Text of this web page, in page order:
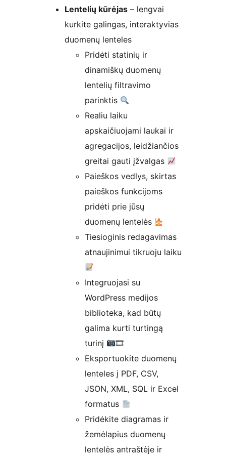
Lentelių kūrėjas – lengvai
kurkite galingas, interaktyvias
duomenų lenteles
Pridėti statinių ir
dinamiškų duomenų
lentelių filtravimo
parinktis
Realiu laiku
apskaičiuojami laukai ir
agregacijos, leidžiančios
greitai gauti įžvalgas
Paieškos vedlys, skirtas
paieškos funkcijoms
pridėti prie jūsų
duomenų lentelės
Tiesioginis redagavimas
atnaujinimui tikruoju laiku
Integruojasi su
WordPress medijos
biblioteka, kad būtų
galima kurti turtingą
turinį
🎞
Eksportuokite duomenų
lenteles į PDF, CSV,
JSON, XML, SQL ir Excel
formatus
Pridėkite diagramas ir
žemėlapius duomenų
lentelės antraštėje ir